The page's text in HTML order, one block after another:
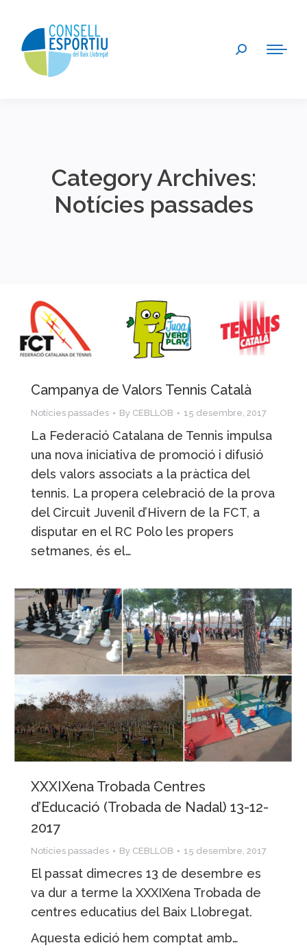
Search:
Category Archives:
Notícies passades
Campanya de Valors Tennis Català
Notícies passades By CEBLLOB 15 desembre, 2017
La Federació Catalana de Tennis impulsa
una nova iniciativa de promoció i difusió
dels valors associats a la pràctica del
tennis. La propera celebració de la prova
del Circuit Juvenil d’Hivern de la FCT, a
disputar en el RC Polo les propers
setmanes, és el…
XXXIXena Trobada Centres
d’Educació (Trobada de Nadal) 13-12-
2017
Notícies passades By CEBLLOB 15 desembre, 2017
El passat dimecres 13 de desembre es
va dur a terme la XXXIXena Trobada de
centres educatius del Baix Llobregat.
Aquesta edició hem comptat amb…